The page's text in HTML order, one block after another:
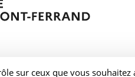
sur ceux que vous souhaitez